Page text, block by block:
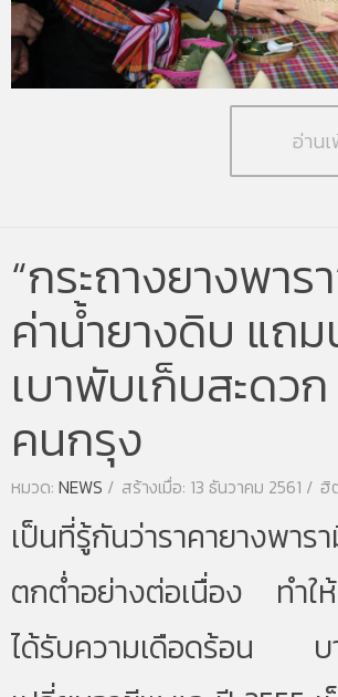
อ่าน
“กระถางยางพาร
ค่าน้ำยางดิบ แถ
เบาพับเก็บสะดวก
คนกรุง
หมวด: NEWS สร้างเมื่อ: 13 ธันวาคม 2561 ฮิ
เป็นที่รู้กันว่าราคายางพาร
ตกต่ำอย่างต่อเนื่อง ทำใ
ได้รับความเดือดร้อน บ